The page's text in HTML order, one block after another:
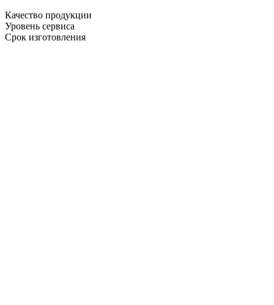
Качество продукции
Уровень сервиса
Срок изготовления